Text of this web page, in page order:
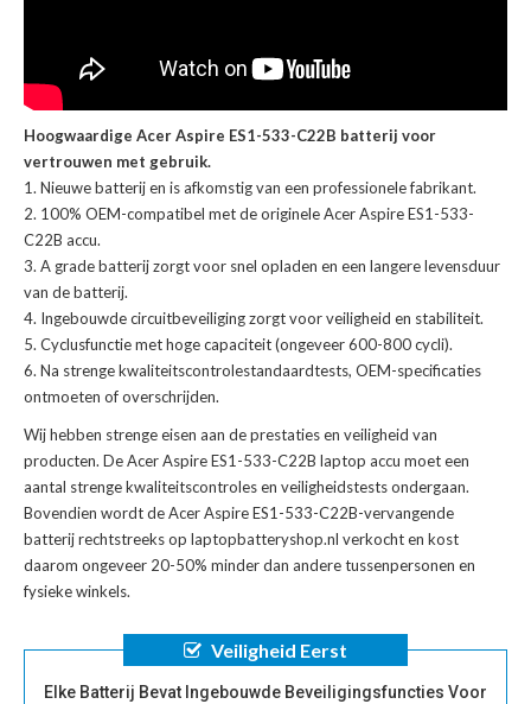
Hoogwaardige Acer Aspire ES1-533-C22B batterij voor
vertrouwen met gebruik.
Nieuwe batterij en is afkomstig van een professionele fabrikant.
100% OEM-compatibel met deoriginele Acer Aspire ES1-533-
C22B accu.
A grade batterij zorgt voor snel opladen en een langere levensduur
van de batterij.
Ingebouwde circuitbeveiliging zorgt voor veiligheid en stabiliteit.
Cyclusfunctie met hoge capaciteit (ongeveer 600-800 cycli).
Na strenge kwaliteitscontrolestandaardtests, OEM-specificaties
ontmoeten of overschrijden.
Wij hebben strenge eisen aan de prestaties en veiligheid van
producten. DeAcer Aspire ES1-533-C22B laptop accu moet een
aantal strenge kwaliteitscontroles en veiligheidstests ondergaan.
Bovendien wordt deAcer Aspire ES1-533-C22B-vervangende
batterijrechtstreeks op laptopbatteryshop.nl verkocht en kost
daarom ongeveer 20-50% minder dan andere tussenpersonen en
fysieke winkels.
Veiligheid Eerst
Elke Batterij Bevat Ingebouwde Beveiligingsfuncties Voor